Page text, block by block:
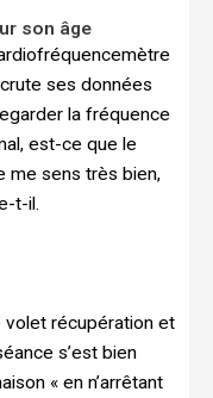
son âge
ses données
la fréquence
est-ce que le
me sens très bien,
t-il.
volet récupération et
s’est bien
« en n’arrêtant